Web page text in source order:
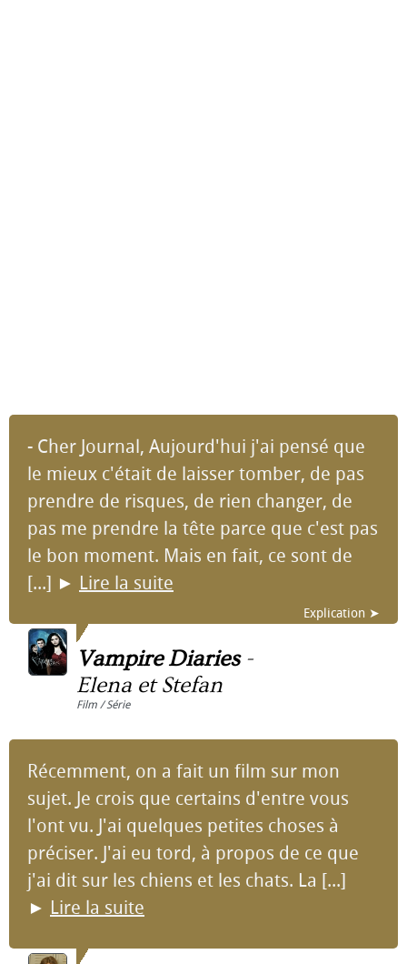
- Cher Journal, Aujourd'hui j'ai pensé que
le mieux c'était de laisser tomber, de pas
prendre de risques, de rien changer, de
pas me prendre la tête parce que c'est pas
le bon moment. Mais en fait, ce sont de
[...] ► Lire la suite
Explication ➤
Vampire Diaries-
Elena et Stefan
Film / Série
Récemment, on a fait un film sur mon
sujet. Je crois que certains d'entre vous
l'ont vu. J'ai quelques petites choses à
préciser. J'ai eu tord, à propos de ce que
j'ai dit sur les chiens et les chats. La [...]
► Lire la suite